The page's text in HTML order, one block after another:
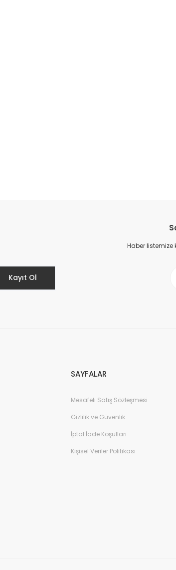
Kayıt Ol
Haber
SAYFALAR
Mesafeli Satış Sözleşmesi
Gizlilik ve Güvenlik
İptal İade Koşullari
Kişisel Veriler Politikası